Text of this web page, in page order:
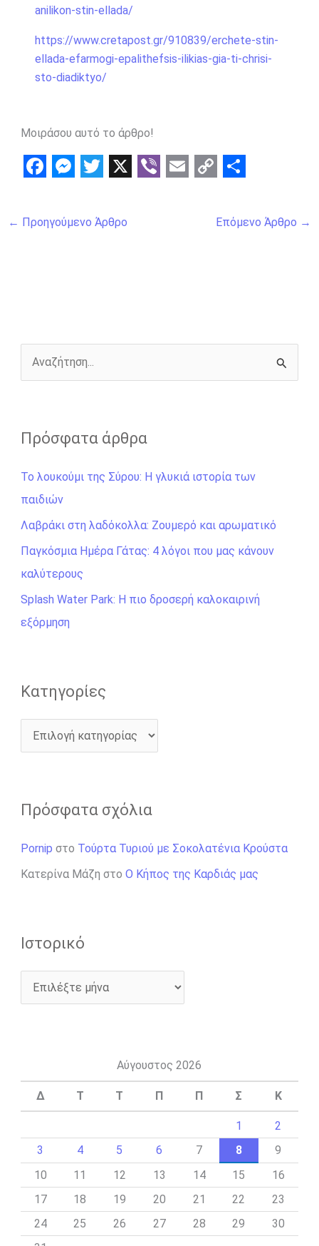
anilikon-stin-ellada/
https://www.cretapost.gr/910839/erchete-stin-
ellada-efarmogi-epalithefsis-ilikias-gia-ti-chrisi-
sto-diadiktyo/
Μοιράσου αυτό το άρθρο!
a
c
k
s
e
r
w
i
k
h
a
← Προηγούμενο Άρθρο Επόμενο Άρθρο →
ζ
τ
η
σ
η
γ
ι
α
Πρόσφατα άρθρα
Το λουκούμι της Σύρου: Η γλυκιά ιστορία των
παιδιών
Λαβράκι στη λαδόκολλα: Ζουμερό και αρωματικό
Παγκόσμια Ημέρα Γάτας: 4 λόγοι που μας κάνουν
καλύτερους
Splash Water Park: Η πιο δροσερή καλοκαιρινή
εξόρμηση
Kατηγορίες
Πρόσφατα σχόλια
Pornip στο Τούρτα Τυριού με Σοκολατένια Κρούστα
Κατερίνα Μάζη στο Ο Κήπος της Καρδιάς μας
Ιστορικό
Αύγουστος 2026
Δ Τ Τ Π Π Σ Κ
1
2
3
4 5 6 7 8
9
10
11 12 13 14 15
16
17
18 19 20 21 22
23
24
25 26 27 28 29
30